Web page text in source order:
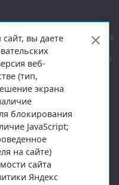
Регион 29»,
© 2016–2026
«Агентство
массовой
выдано Федеральной
технологий
любых материалов
материалов без
вы даете
веб-
(тип,
экрана
блокирования
JavaScript;
на сайте)
сайта
Яндекс